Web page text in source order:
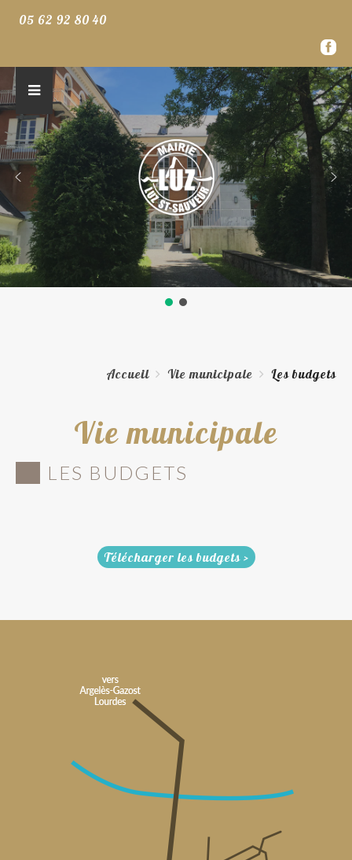
05 62 92 80 40
Accueil Vie municipale Les budgets
Vie municipale
LES BUDGETS
Télécharger les budgets >